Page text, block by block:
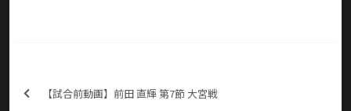
【試合前動画】前田 直輝 第7節 大宮戦